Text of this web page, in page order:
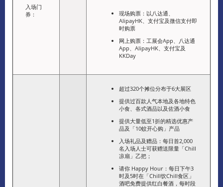
入场门
券：
现场购票：以八达通、
AlipayHK、支付宝及微信支付即
时购票
网上购票：工展会App、八达通
App、AlipayHK、支付宝及
KKDay
超过320个摊位分布于6大展区
提供过百款人气本地及各地特色
小食、各式酒品以及佐酒小食
提供大量低至1折的精选优惠产
品及「10蚊开心购」产品
入场礼品及赠品：每日首2,000
名入场人士可获赠送限量「Chill
凉扇」乙把；
请你 Happy Hour：每日下午3
时及5时在「Chill饮Chill食区」
酒吧免费提供红白餐酒，每时段